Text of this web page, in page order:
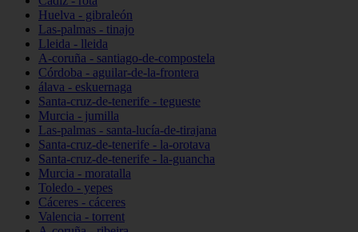
Huelva - gibraleón
Las-palmas - tinajo
Lleida - lleida
A-coruña - santiago-de-compostela
Córdoba - aguilar-de-la-frontera
álava - eskuernaga
Santa-cruz-de-tenerife - tegueste
Murcia - jumilla
Las-palmas - santa-lucía-de-tirajana
Santa-cruz-de-tenerife - la-orotava
Santa-cruz-de-tenerife - la-guancha
Murcia - moratalla
Toledo - yepes
Cáceres - cáceres
Valencia - torrent